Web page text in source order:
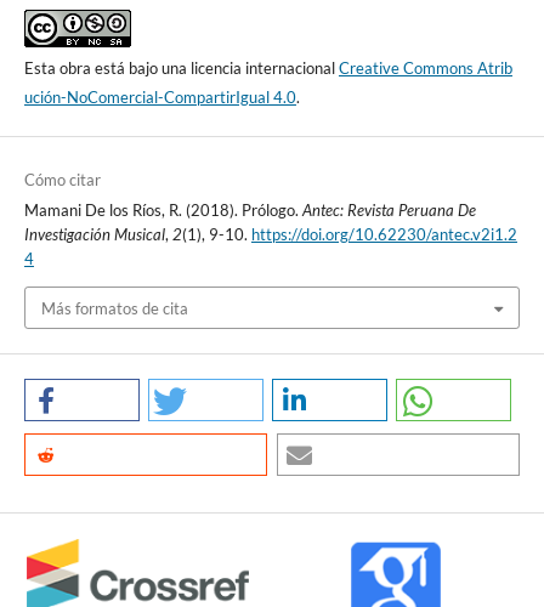
Esta obra está bajo una licencia internacionalCreative Commons Atrib
ución-NoComercial-CompartirIgual 4.0.
Cómo citar
Mamani De los Ríos, R. (2018). Prólogo.Antec: Revista Peruana De
Investigación Musical,2(1), 9-10. https://doi.org/10.62230/antec.v2i1.2
4
Más formatos de cita